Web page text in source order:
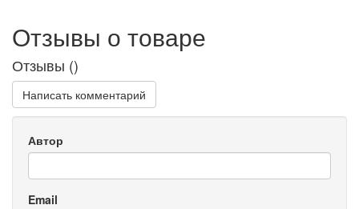
Отзывы о товаре
Отзывы ()
Написать комментарий
Автор
Email